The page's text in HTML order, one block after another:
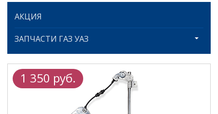
АКЦИЯ
ЗАПЧАСТИ ГАЗ УАЗ
1 350 руб.